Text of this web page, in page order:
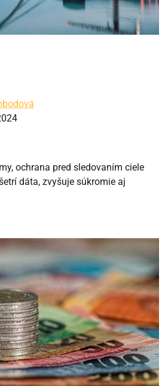
ochrana pred sledovaním ciele
dáta, zvyšuje súkromie aj